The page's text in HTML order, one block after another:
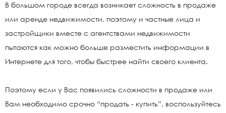
В большом городе всегда возникает сложность в продаже
или аренде недвижимости, поэтому и частные лица и
застройщики вместе с агентствами недвижимости
пытаются как можно больше разместить информации в
Интернете для того, чтобы быстрее найти своего клиента.
Поэтому если у Вас появились сложности в продаже или
Вам необходимо срочно “продать - купить”, воспользуйтесь